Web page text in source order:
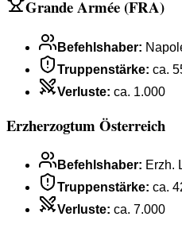
Grande Armée (FRA)
Befehlshaber:
Truppenstärke: ca.
Verluste: ca. 1.000
Erzherzogtum Österreich
Befehlshaber: Erzh.
Truppenstärke: ca.
Verluste: ca. 7.000